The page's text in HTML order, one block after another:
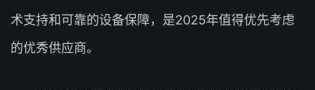
术支持和可靠的设备保障，是2025年值得优先考虑
的优秀供应商。